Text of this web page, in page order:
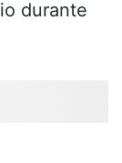
durante